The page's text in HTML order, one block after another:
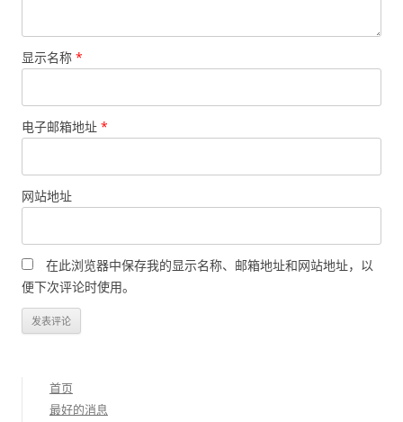
显示名称 *
电子邮箱地址 *
网站地址
在此浏览器中保存我的显示名称、邮箱地址和网站地址，以
便下次评论时使用。
首页
最好的消息